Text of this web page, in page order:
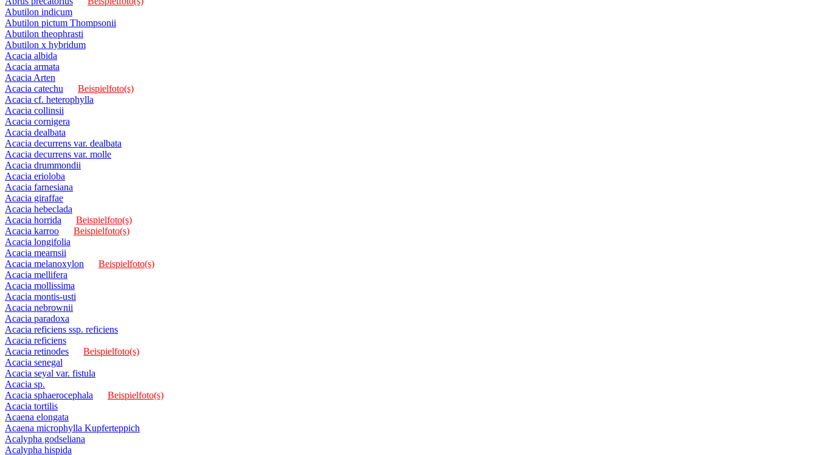
Abutilon indicum
Abutilon pictum Thompsonii
Abutilon theophrasti
Abutilon x hybridum
Acacia albida
Acacia armata
Acacia Arten
Acacia catechu
Beispielfoto(s)
Acacia cf. heterophylla
Acacia collinsii
Acacia cornigera
Acacia dealbata
Acacia decurrens var. dealbata
Acacia decurrens var. molle
Acacia drummondii
Acacia erioloba
Acacia farnesiana
Acacia giraffae
Acacia hebeclada
Acacia horrida
Beispielfoto(s)
Acacia karroo
Beispielfoto(s)
Acacia longifolia
Acacia mearnsii
Acacia melanoxylon
Beispielfoto(s)
Acacia mellifera
Acacia mollissima
Acacia montis-usti
Acacia nebrownii
Acacia paradoxa
Acacia reficiens ssp. reficiens
Acacia reficiens
Acacia retinodes
Beispielfoto(s)
Acacia senegal
Acacia seyal var. fistula
Acacia sp.
Acacia sphaerocephala
Beispielfoto(s)
Acacia tortilis
Acaena elongata
Acaena microphylla Kupferteppich
Acalypha godseliana
Acalypha hispida